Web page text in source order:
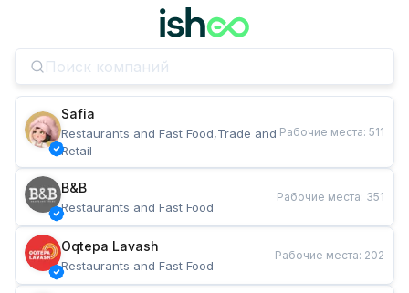
Safia
Restaurants and Fast Food,Trade and
Retail
Рабочие места: 511
B&B
Restaurants and Fast Food
Рабочие места: 351
Oqtepa Lavash
Restaurants and Fast Food
Рабочие места: 202